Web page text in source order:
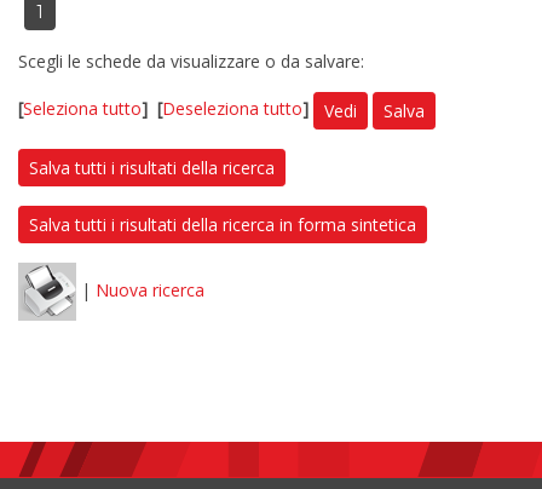
1
Scegli le schede da visualizzare o da salvare:
[Seleziona tutto] [Deseleziona tutto] Vedi Salva
Salva tutti i risultati della ricerca
Salva tutti i risultati della ricerca in forma sintetica
| Nuova ricerca